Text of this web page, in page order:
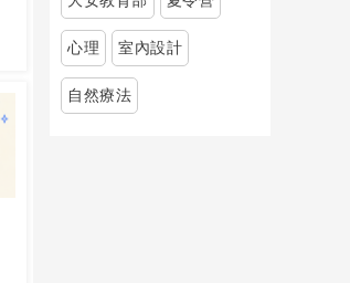
心理 室內設計
自然療法